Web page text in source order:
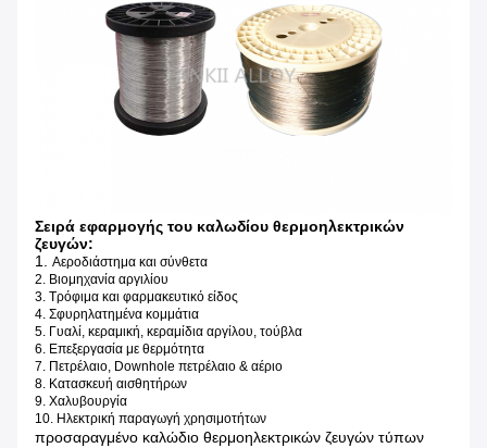
Σειρά εφαρμογής του καλωδίου θερμοηλεκτρικών
ζευγών:
1. Αεροδιάστημα και σύνθετα
2. Βιομηχανία αργιλίου
3. Τρόφιμα και φαρμακευτικό είδος
4. Σφυρηλατημένα κομμάτια
5. Γυαλί, κεραμική, κεραμίδια αργίλου, τούβλα
6. Επεξεργασία με θερμότητα
7. Πετρέλαιο, Downhole πετρέλαιο & αέριο
8. Κατασκευή αισθητήρων
9. Χαλυβουργία
10. Ηλεκτρική παραγωγή χρησιμοτήτων
προσαραγμένο καλώδιο θερμοηλεκτρικών ζευγών τύπων